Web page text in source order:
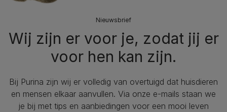
Nieuwsbrief
Wij zijn er voor je, zodat jij er
voor hen kan zijn.
Bij Purina zijn wij er volledig van overtuigd dat huisdieren
en mensen elkaar aanvullen. Via onze e-mails staan we
je bij met tips en aanbiedingen voor een mooi leven